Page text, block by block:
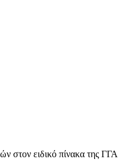
στον ειδικό πίνακα της ΓΓΑ